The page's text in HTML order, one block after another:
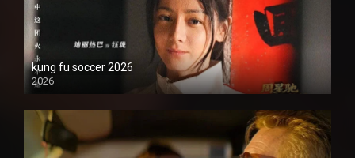
kung fu soccer 2026
2026
1080P